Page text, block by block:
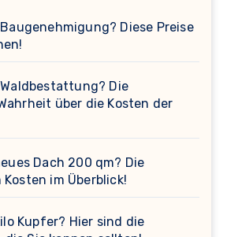
Diese Preise
Die
über die Kosten der
Dach 200 qm? Die
im Überblick!
Kupfer? Hier sind die